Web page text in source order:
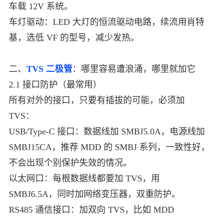
车载 12V 系统。
车灯驱动：LED 大灯的恒流驱动电路，续流用肖特
基，选低 VF 的型号，减少发热。
二、 TVS 二极管：哪里容易遭浪涌，哪里就加它
2.1 接口防护（最常用）
所有对外的接口，只要有插拔的可能，必须加
TVS：
USB/Type-C 接口：数据线加 SMBJ5.0A，电源线加
SMBJ15CA，推荐 MDD 的 SMBJ 系列，一致性好，
不会出现个别保护失效的情况。
以太网口：每根数据线都要加 TVS，用
SMBJ6.5A，同时加网络变压器，双重防护。
RS485 通信接口：加双向 TVS，比如 MDD